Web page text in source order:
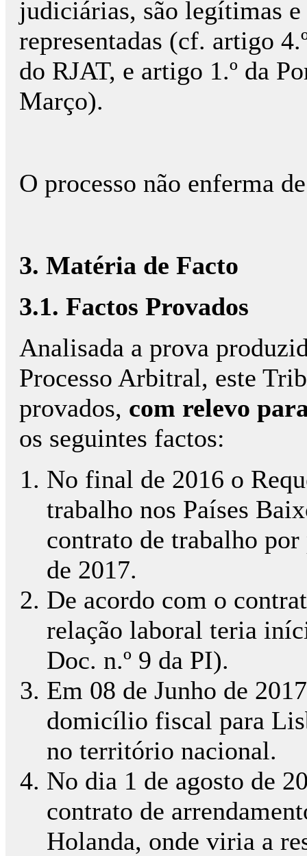
judiciárias, são legítimas e
representadas (cf. artigo
do RJAT, e artigo 1.º da
Março).
O processo não enferma
3. Matéria de Facto
3.1. Factos Provados
Analisada a prova
Processo Arbitral, este
provados, com relevo
os seguintes factos:
No final de 2016 o
trabalho nos Países
contrato de trabalho
de 2017.
De acordo com o
relação laboral teria
Doc. n.º 9 da PI).
Em 08 de Junho de
domicílio fiscal para
no território nacional.
No dia 1 de agosto de
contrato de
Holanda, onde viria a